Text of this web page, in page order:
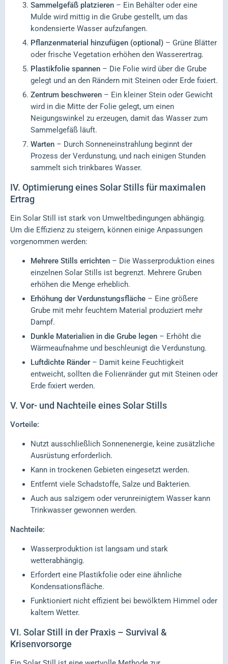
Sammelgefäß platzieren – Ein Behälter oder eine
Mulde wird mittig in die Grube gestellt, um das
kondensierte Wasser aufzufangen.
Pflanzenmaterial hinzufügen (optional) – Grüne Blätter
oder frische Vegetation erhöhen den Wasserertrag.
Plastikfolie spannen – Die Folie wird über die Grube
gelegt und an den Rändern mit Steinen oder Erde fixiert.
Zentrum beschweren – Ein kleiner Stein oder Gewicht
wird in die Mitte der Folie gelegt, um einen
Neigungswinkel zu erzeugen, damit das Wasser zum
Sammelgefäß läuft.
Warten – Durch Sonneneinstrahlung beginnt der
Prozess der Verdunstung, und nach einigen Stunden
sammelt sich trinkbares Wasser.
IV. Optimierung eines Solar Stills für maximalen
Ertrag
Ein Solar Still ist stark von Umweltbedingungen abhängig.
Um die Effizienz zu steigern, können einige Anpassungen
vorgenommen werden:
Mehrere Stills errichten – Die Wasserproduktion eines
einzelnen Solar Stills ist begrenzt. Mehrere Gruben
erhöhen die Menge erheblich.
Erhöhung der Verdunstungsfläche – Eine größere
Grube mit mehr feuchtem Material produziert mehr
Dampf.
Dunkle Materialien in die Grube legen – Erhöht die
Wärmeaufnahme und beschleunigt die Verdunstung.
Luftdichte Ränder – Damit keine Feuchtigkeit
entweicht, sollten die Folienränder gut mit Steinen oder
Erde fixiert werden.
V. Vor- und Nachteile eines Solar Stills
Vorteile:
Nutzt ausschließlich Sonnenenergie, keine zusätzliche
Ausrüstung erforderlich.
Kann in trockenen Gebieten eingesetzt werden.
Entfernt viele Schadstoffe, Salze und Bakterien.
Auch aus salzigem oder verunreinigtem Wasser kann
Trinkwasser gewonnen werden.
Nachteile:
Wasserproduktion ist langsam und stark
wetterabhängig.
Erfordert eine Plastikfolie oder eine ähnliche
Kondensationsfläche.
Funktioniert nicht effizient bei bewölktem Himmel oder
kaltem Wetter.
VI. Solar Still in der Praxis – Survival &
Krisenvorsorge